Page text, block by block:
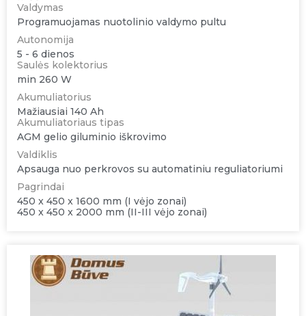
Valdymas
Programuojamas nuotolinio valdymo pultu
Autonomija
5 - 6 dienos
Saulės kolektorius
min 260 W
Akumuliatorius
Mažiausiai 140 Ah
Akumuliatoriaus tipas
AGM gelio giluminio iškrovimo
Valdiklis
Apsauga nuo perkrovos su automatiniu reguliatoriumi
Pagrindai
450 x 450 x 1600 mm (I vėjo zonai)
450 x 450 x 2000 mm (II-III vėjo zonai)